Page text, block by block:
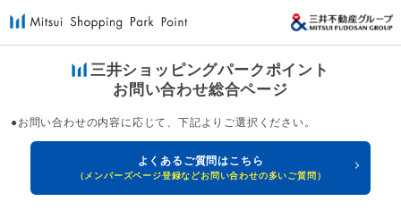
三井ショッピングパークポイント
お問い合わせ総合ページ
●お問い合わせの内容に応じて、下記よりご選択ください。
よくあるご質問はこちら
（メンバーズページ登録などお問い合わせの多いご質問）